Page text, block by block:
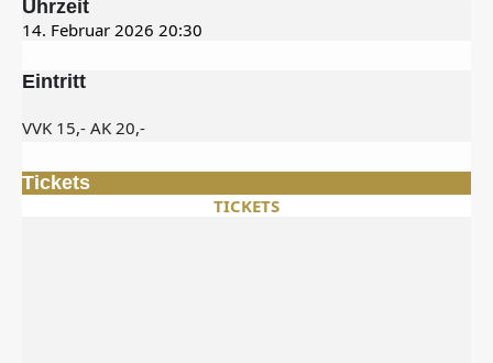
Uhrzeit
14. Februar 2026 20:30
Eintritt
VVK 15,- AK 20,-
Tickets
TICKETS